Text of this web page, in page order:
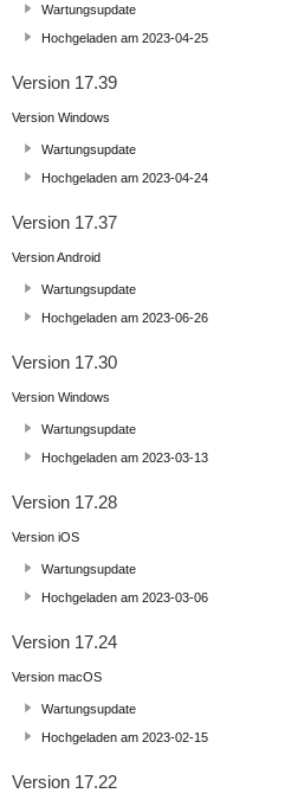
Wartungsupdate
Hochgeladen am 2023-04-25
Version 17.39
Version Windows
Wartungsupdate
Hochgeladen am 2023-04-24
Version 17.37
Version Android
Wartungsupdate
Hochgeladen am 2023-06-26
Version 17.30
Version Windows
Wartungsupdate
Hochgeladen am 2023-03-13
Version 17.28
Version iOS
Wartungsupdate
Hochgeladen am 2023-03-06
Version 17.24
Version macOS
Wartungsupdate
Hochgeladen am 2023-02-15
Version 17.22